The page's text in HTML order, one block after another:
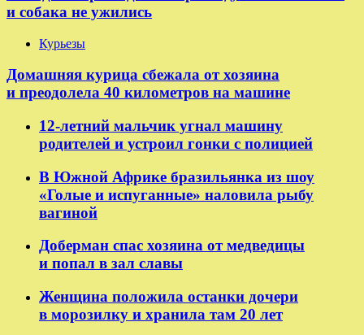
и собака не ужились
Курьезы
Домашняя курица сбежала от хозяина
и преодолела 40 километров на машине
12-летний мальчик угнал машину
родителей и устроил гонки с полицией
В Южной Африке бразильянка из шоу
«Голые и испуганные» наловила рыбу
вагиной
Доберман спас хозяина от медведицы
и попал в зал славы
Женщина положила останки дочери
в морозилку и хранила там 20 лет